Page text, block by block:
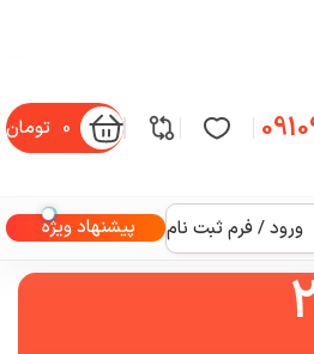
0 تومان
ورود / فرم ثبت نام پیشنهاد ویژه